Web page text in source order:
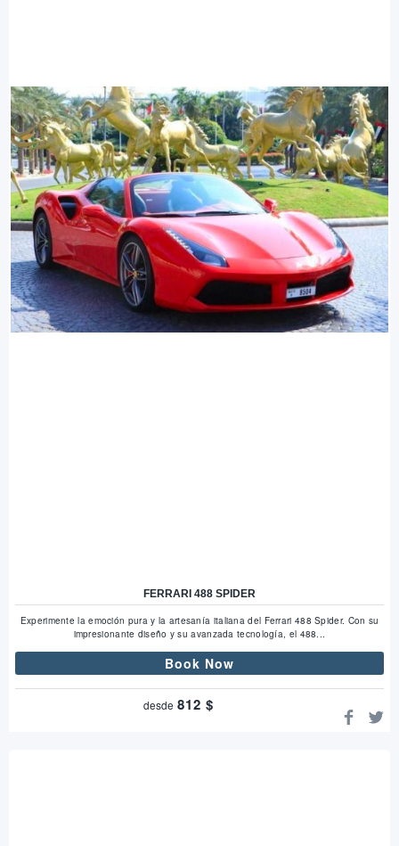
FERRARI 488 SPIDER
Experimente la emoción pura y la artesanía italiana del Ferrari 488 Spider. Con su
impresionante diseño y su avanzada tecnología, el 488...
Book Now
desde 812 $